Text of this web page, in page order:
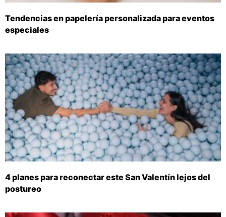
Tendencias en papelería personalizada para eventos
especiales
4 planes para reconectar este San Valentín lejos del
postureo